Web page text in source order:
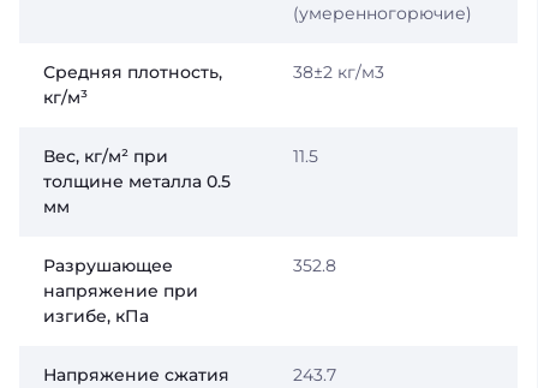
(умеренногорючие)
Средняя плотность,
кг/м³
38±2 кг/м3
Вес, кг/м² при
толщине металла 0.5
мм
11.5
Разрушающее
напряжение при
изгибе, кПа
352.8
Напряжение сжатия
243.7